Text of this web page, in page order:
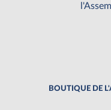
BOUTIQUE DE